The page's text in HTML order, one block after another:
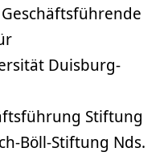
Duisburg-
Stiftung
Böll-Stiftung Nds.